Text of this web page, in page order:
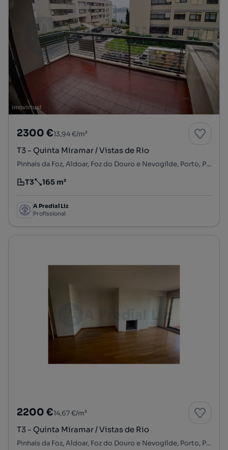
2300 €13,94 €/m²
T3 - Quinta Miramar / Vistas de Rio
Pinhais da Foz, Aldoar, Foz do Douro e Nevogilde, Porto, Porto
Tipologia
T3
Preço por metro quadrado
165 m²
A Predial Liz
Profissional
2200 €14,67 €/m²
T3 - Quinta Miramar / Vistas de Rio
Pinhais da Foz, Aldoar, Foz do Douro e Nevogilde, Porto, Porto